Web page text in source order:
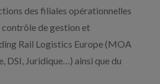
des filiales opérationnelles
contrôle de gestion et
Rail Logistics Europe (MOA
DSI, Juridique…) ainsi que du